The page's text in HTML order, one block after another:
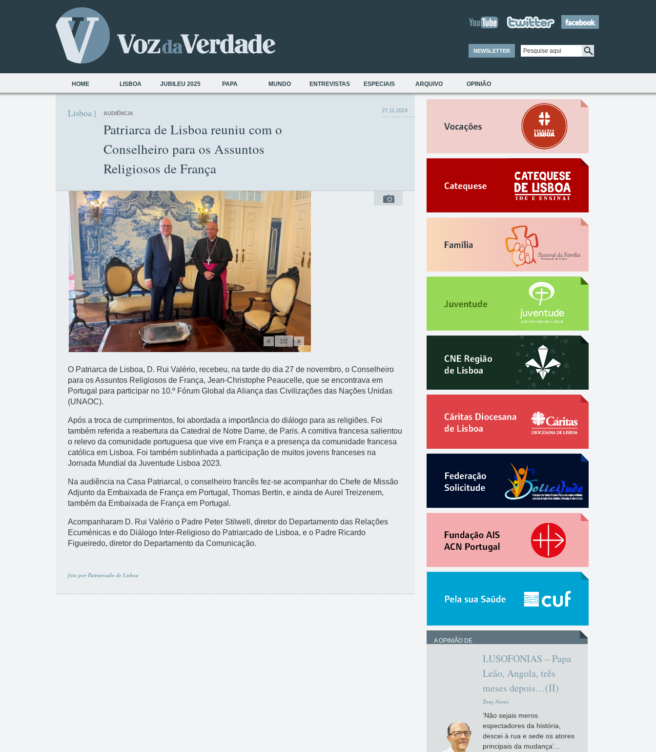
NEWSLETTER
HOME LISBOA JUBILEU 2025 PAPA MUNDO ENTREVISTAS ESPECIAIS ARQUIVO OPINIÃO
27.11.2024
Lisboa | AUDIÊNCIA
Patriarca de Lisboa reuniu com o
Conselheiro para os Assuntos
Religiosos de França
1/2
O Patriarca de Lisboa, D. Rui Valério, recebeu, na tarde do dia 27 de novembro, o Conselheiro
para os Assuntos Religiosos de França, Jean-Christophe Peaucelle, que se encontrava em
Portugal para participar no 10.º Fórum Global da Aliança das Civilizações das Nações Unidas
(UNAOC).
Após a troca de cumprimentos, foi abordada a importância do diálogo para as religiões. Foi
também referida a reabertura da Catedral de Notre Dame, de Paris. A comitiva francesa salientou
o relevo da comunidade portuguesa que vive em França e a presença da comunidade francesa
católica em Lisboa. Foi também sublinhada a participação de muitos jovens franceses na
Jornada Mundial da Juventude Lisboa 2023.
Na audiência na Casa Patriarcal, o conselheiro francês fez-se acompanhar do Chefe de Missão
Adjunto da Embaixada de França em Portugal, Thomas Bertin, e ainda de Aurel Treizenem,
também da Embaixada de França em Portugal.
Acompanharam D. Rui Valério o Padre Peter Stilwell, diretor do Departamento das Relações
Ecuménicas e do Diálogo Inter-Religioso do Patriarcado de Lisboa, e o Padre Ricardo
Figueiredo, diretor do Departamento da Comunicação.
foto por Patriarcado de Lisboa
A OPINIÃO DE
LUSOFONIAS – Papa
Leão, Angola, três
meses depois…(II)
Tony Neves
‘Não sejais meros
espectadores da história,
descei à rua e sede os atores
principais da mudança’...